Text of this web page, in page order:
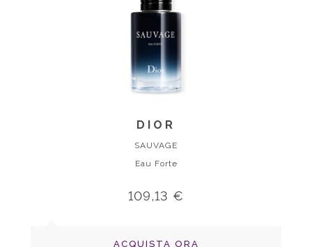
DIOR
SAUVAGE
Eau Forte
109,13 €
ACQUISTA ORA